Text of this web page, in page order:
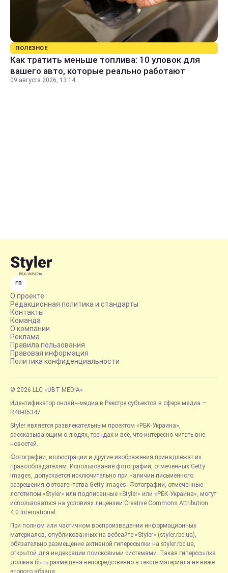
ПОЛЕЗНОЕ
Как тратить меньше топлива: 10 уловок для
вашего авто, которые реально работают
09 августа 2026, 13:14
FB
О проекте
Редакционная политика и стандарты
Контакты
Команда
О компании
Реклама
Правила пользования
Правовая информация
Политика конфиденциальности
© 2026 LLC «UBT MEDIA»
Идентификатор онлайн-медиа в Реестре субъектов в сфере медиа —
R40-05347
Styler является развлекательным проектом «РБК-Украина»,
рассказывающим о людях, трендах и всё, что интересно читать вне
новостей.
Фотографии, иллюстрации и другие изображения принадлежат их
правообладателям. Использование фотографий, отмеченных Getty
Images, допускается исключительно при наличии письменного
разрешения фотоагентства Getty Images. Фотографии, отмеченные
логотипом «Styler» или подписанные «Styler» или «РБК-Украина», могут
использоваться на условиях лицензии Creative Commons Attribution
4.0 International.
При полном или частичном воспроизведении информационных
материалов, опубликованных на вебсайте «Styler» (styler.rbc.ua),
обязательно размещение активной гиперссылки на styler.rbc.ua,
открытой для индексации поисковыми системами. Такая гиперссылка
должна быть размещена непосредственно в тексте материала не ниже
второго абзаца.